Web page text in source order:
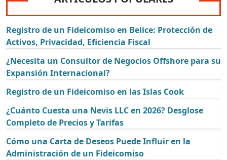
Registro de un Fideicomiso en Belice: Protección de
Activos, Privacidad, Eficiencia Fiscal
¿Necesita un Consultor de Negocios Offshore para su
Expansión Internacional?
Registro de un Fideicomiso en las Islas Cook
¿Cuánto Cuesta una Nevis LLC en 2026? Desglose
Completo de Precios y Tarifas
Cómo una Carta de Deseos Puede Influir en la
Administración de un Fideicomiso